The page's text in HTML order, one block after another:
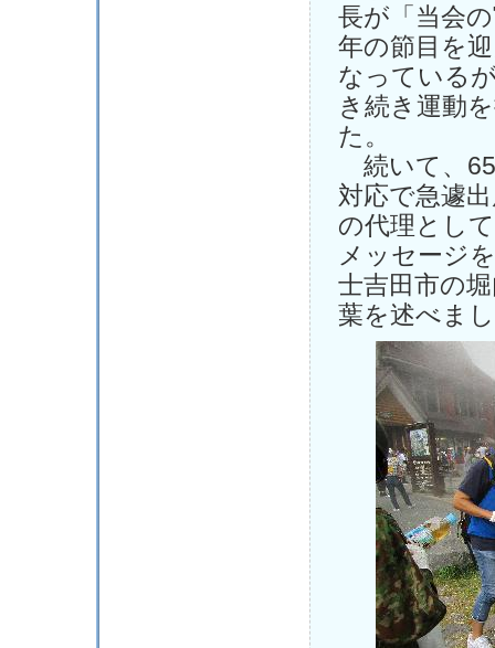
長が「当会
年の節目を
なっている
き続き運動
た。
続いて、
対応で急遽
の代理とし
メッセージ
士吉田市の
葉を述べま